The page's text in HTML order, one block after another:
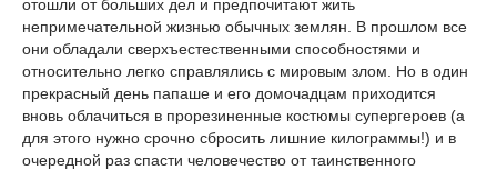
отошли от больших дел и предпочитают жить
непримечательной жизнью обычных землян. В прошлом все
они обладали сверхъестественными способностями и
относительно легко справлялись с мировым злом. Но в один
прекрасный день папаше и его домочадцам приходится
вновь облачиться в прорезиненные костюмы супергероев (а
для этого нужно срочно сбросить лишние килограммы!) и в
очередной раз спасти человечество от таинственного